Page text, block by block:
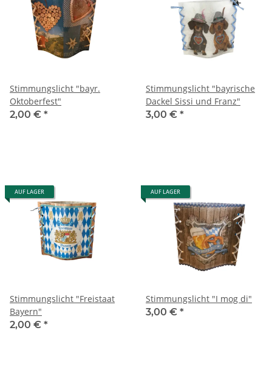
Stimmungslicht "bayr.
Oktoberfest"
2,00 € *
Stimmungslicht "bayrische
Dackel Sissi und Franz"
3,00 € *
AUF LAGER
Stimmungslicht "Freistaat
Bayern"
2,00 € *
AUF LAGER
Stimmungslicht "I mog di"
3,00 € *